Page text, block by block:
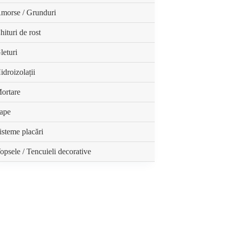
/ Grunduri
de rost
placări
/ Tencuieli decorative